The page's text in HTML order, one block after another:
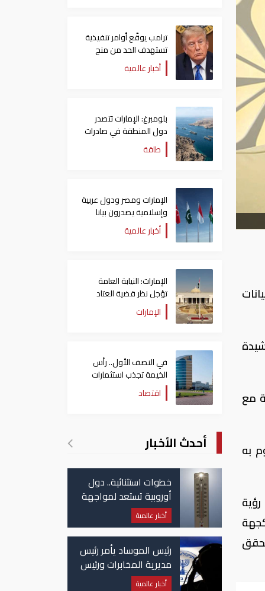
والذي يوفر بيانات
مع
به
ترامب يوقّع أوامر تنفيذية
تستهدف الحد من منح
الجنسية الأمريكية بالولادة
أخبار عالمية
بلومبرغ: الإمارات تتصدر
دول المنطقة في صادرات
النفط عبر مضيق هرمز
طاقة
الإمارات ومصر ودول عربية
وإسلامية يصدرون بيانا
مشتركا بشأن الانتهاكات
الإسرائيلية في غزة
أخبار عالمية
الإمارات: النيابة العامة
تؤجل نظر قضية العتاد
العسكري للسودان
الإمارات
في النصف الأول.. رأس
الخيمة تجذب استثمارات
تتجاوز 771 مليون درهماقتصاد
أحدث الأخبار
خطوات استثنائية.. دول
أوروبية تستعد لمواجهة
موجة حر غير مسبوقة
أخبار عالمية
رئيس الموساد يأمر رئيس
مديرية المخابرات ورئيس
قسم إيران بالاستقالة
أخبار عالمية